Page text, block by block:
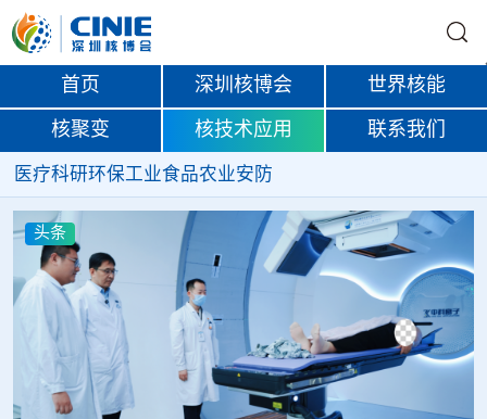
首页 深圳核博会 世界核能
核聚变 核技术应用 联系我们
医疗科研环保工业食品农业安防
头条